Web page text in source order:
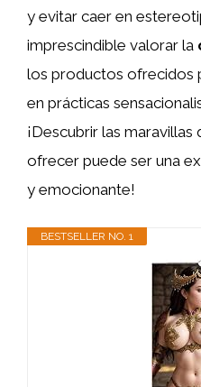
y evitar caer en
imprescindible valorar la
los productos ofrecidos
en prácticas
¡Descubrir las maravillas
ofrecer puede ser una
y emocionante!
BESTSELLER NO. 1